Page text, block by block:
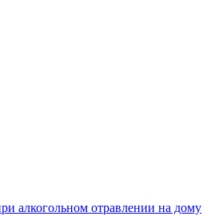
алкогольном отравлении на дому